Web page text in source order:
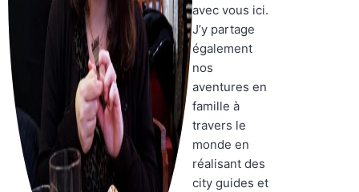
avec vous ici.
J’y partage
également
nos
aventures en
famille à
travers le
monde en
réalisant des
city guides et